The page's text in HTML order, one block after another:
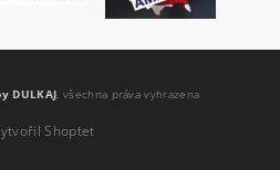
DULKAJ, všechna práva vyhrazena
Shoptet